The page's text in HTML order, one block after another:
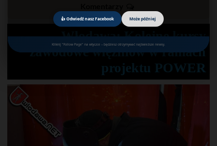
👍 Odwiedź nasz Facebook Może później
Kliknij "Follow Page" na wtyczce – będziesz otrzymywać najświeższe newsy.
Włodawa: Kolejne kursy
zawodowe więźniów w ramach
projektu POWER